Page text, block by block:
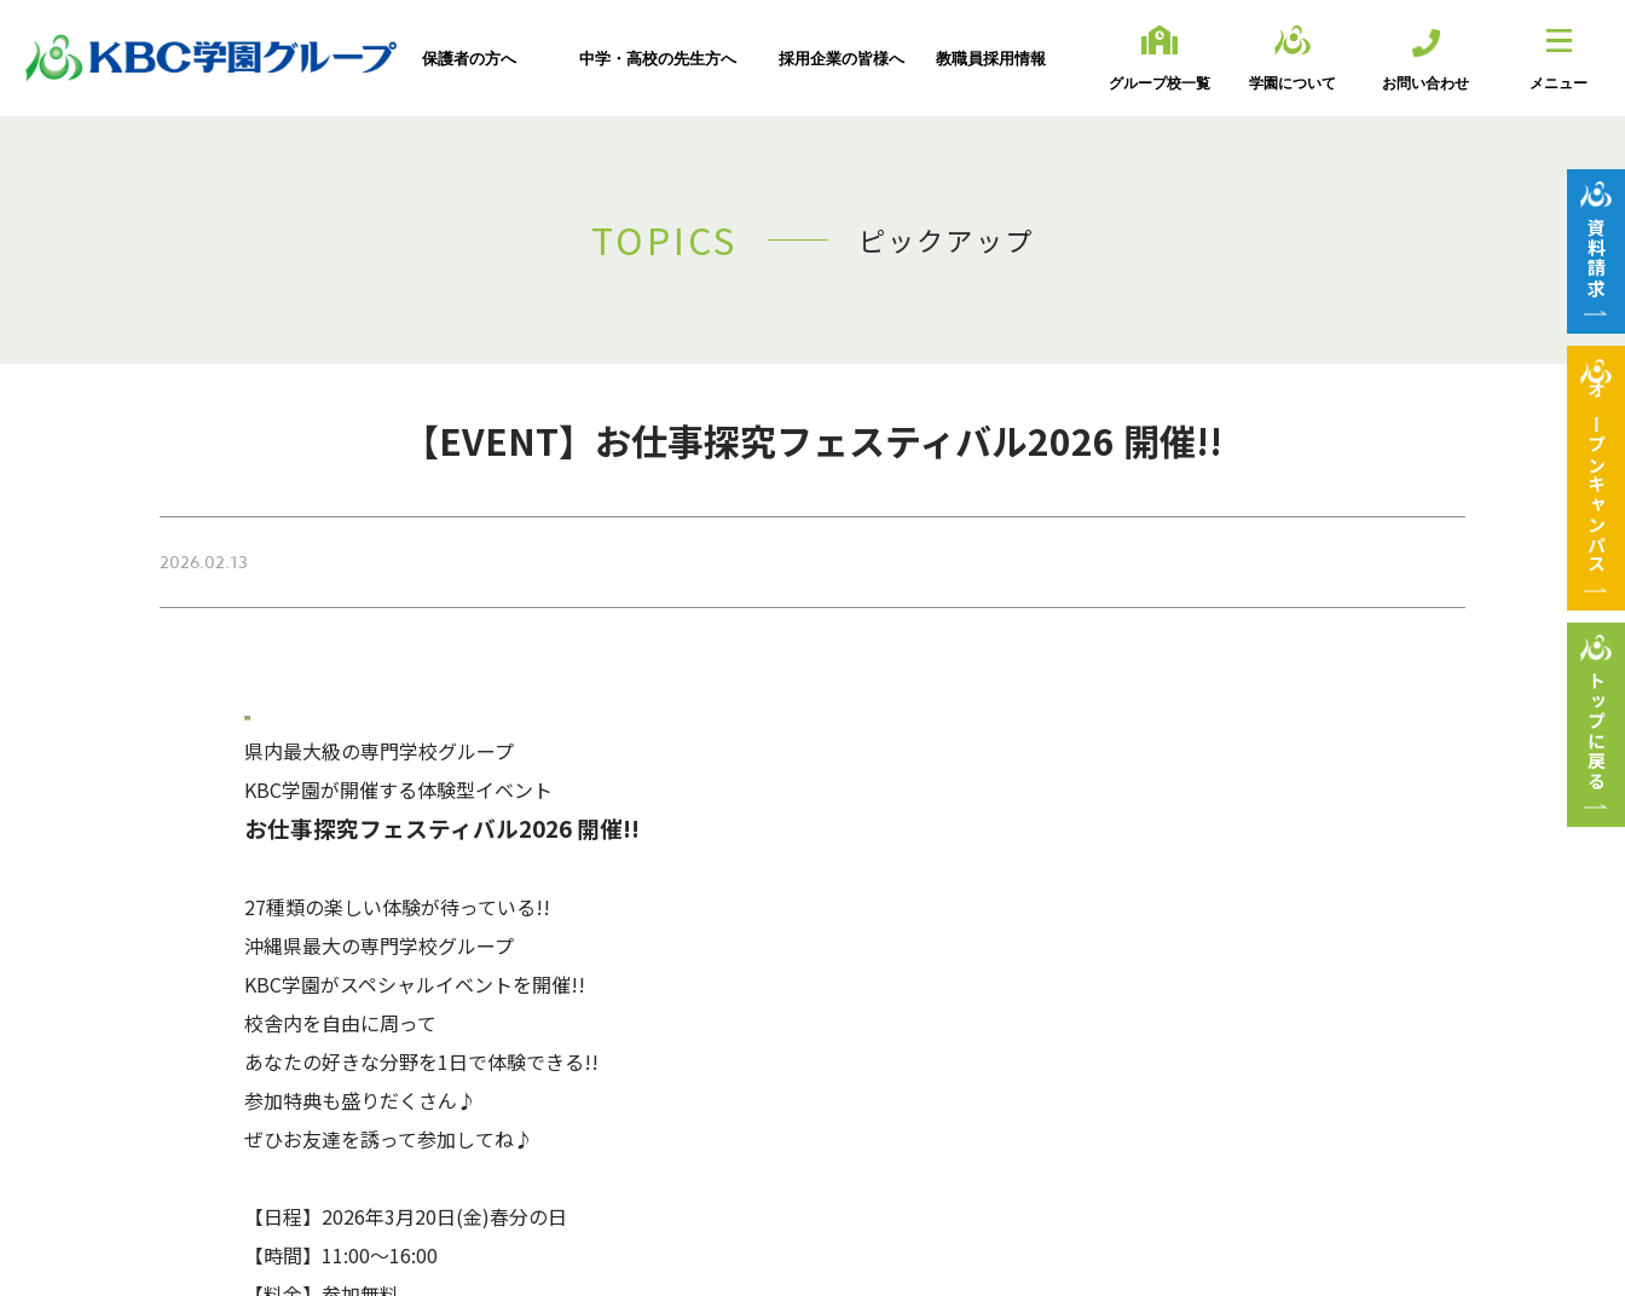
保護者の方へ 中学・高校の先生方へ 採用企業の皆様へ 教職員採用情報
グループ校一覧 学園について お問い合わせ メニュー
TOPICS ピックアップ
【EVENT】お仕事探究フェスティバル2026 開催!!
2026.02.13
県内最大級の専門学校グループ
KBC学園が開催する体験型イベント
お仕事探究フェスティバル2026 開催!!
27種類の楽しい体験が待っている!!
沖縄県最大の専門学校グループ
KBC学園がスペシャルイベントを開催!!
校舎内を自由に周って
あなたの好きな分野を1日で体験できる!!
参加特典も盛りだくさん♪
ぜひお友達を誘って参加してね♪
【日程】2026年3月20日(金)春分の日
【時間】11:00〜16:00
資料請求
オープン
キャンパス
トップに戻る